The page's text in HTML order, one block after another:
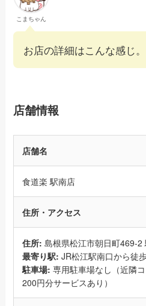
こまちゃん
お店の詳細はこんな感じ。
店舗情報
店舗名
食道楽 駅南店
住所・アクセス
住所: 島根県松江市朝日町469-2
最寄り駅: JR松江駅南口から徒
駐車場: 専用駐車場なし（近隣
200円分サービスあり）